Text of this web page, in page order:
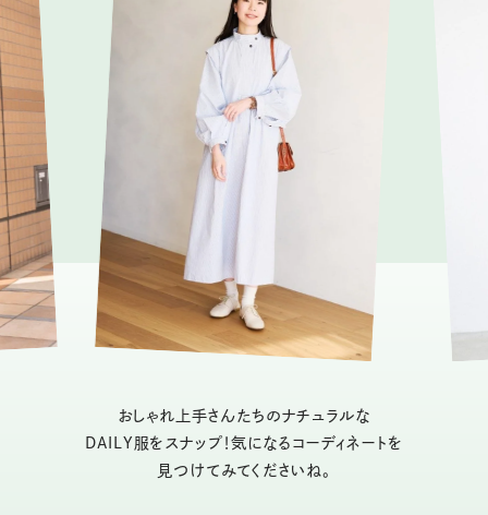
おしゃれ上手さんたちのナチュラルな
DAILY服をスナップ！気になるコーディネートを
見つけてみてくださいね。